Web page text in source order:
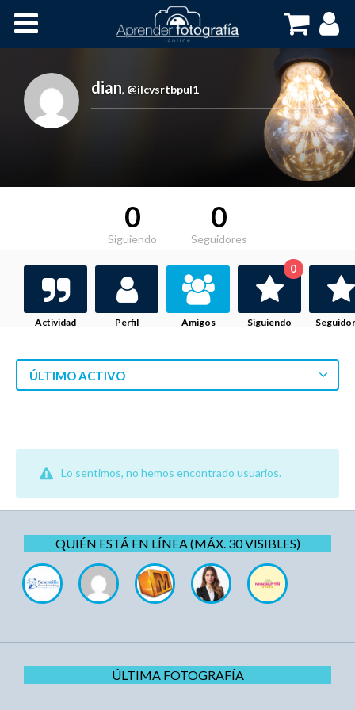
Cursos OnLine
dian, @ilcvsrtbpul1
0
Siguiendo
0
Seguidores
Actividad Perfil Amigos Siguiendo
0
ÚLTIMO ACTIVO
Lo sentimos, no hemos encontrado usuarios.
QUIÉN ESTÁ EN LÍNEA (MÁX. 30 VISIBLES)
ÚLTIMA FOTOGRAFÍA